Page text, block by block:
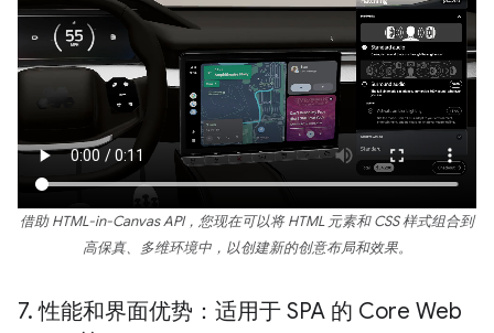
借助 HTML-in-Canvas API，您现在可以将 HTML 元素和 CSS 样式组合到
高保真、多维环境中，以创建新的创意布局和效果。
7. 性能和界面优势：适用于 SPA 的 Core Web